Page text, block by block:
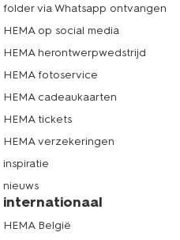
folder via Whatsapp ontvangen
HEMA op social media
HEMA herontwerpwedstrijd
HEMA fotoservice
HEMA cadeaukaarten
HEMA tickets
HEMA verzekeringen
inspiratie
nieuws
internationaal
HEMA België